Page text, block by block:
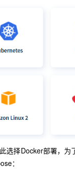
选择Docker部署，
：